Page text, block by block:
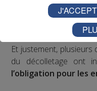
Et justement, plusieurs
du décolletage ont
l’obligation pour les